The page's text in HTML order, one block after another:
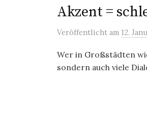
Akzent =
Veröffentlicht am 12.
Wer in Großstädten
sondern auch viele